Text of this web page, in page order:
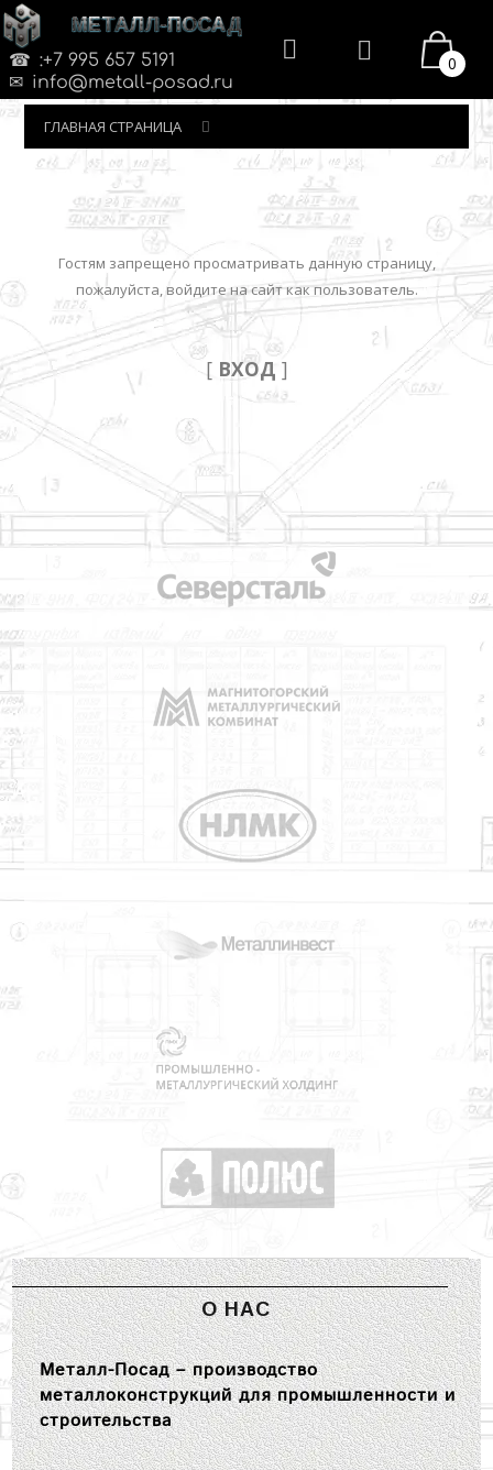
МЕТАЛЛ-ПОСАД
:+7 995 657 5191
info@metall-posad.ru
0
ГЛАВНАЯ СТРАНИЦА
Гостям запрещено просматривать данную страницу,
пожалуйста, войдите на сайт как пользователь.
[ ВХОД ]
О НАС
Металл-Посад – производство
металлоконструкций для промышленности и
строительства